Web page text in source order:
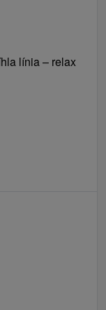
línia – relax